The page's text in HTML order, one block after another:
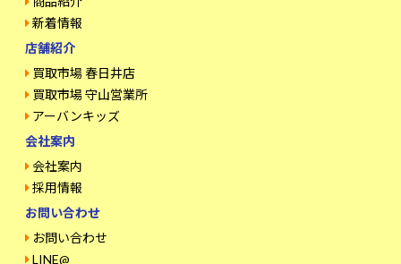
新着情報
店舗紹介
買取市場 春日井店
買取市場 守山営業所
アーバンキッズ
会社案内
会社案内
採用情報
お問い合わせ
お問い合わせ
LINE@